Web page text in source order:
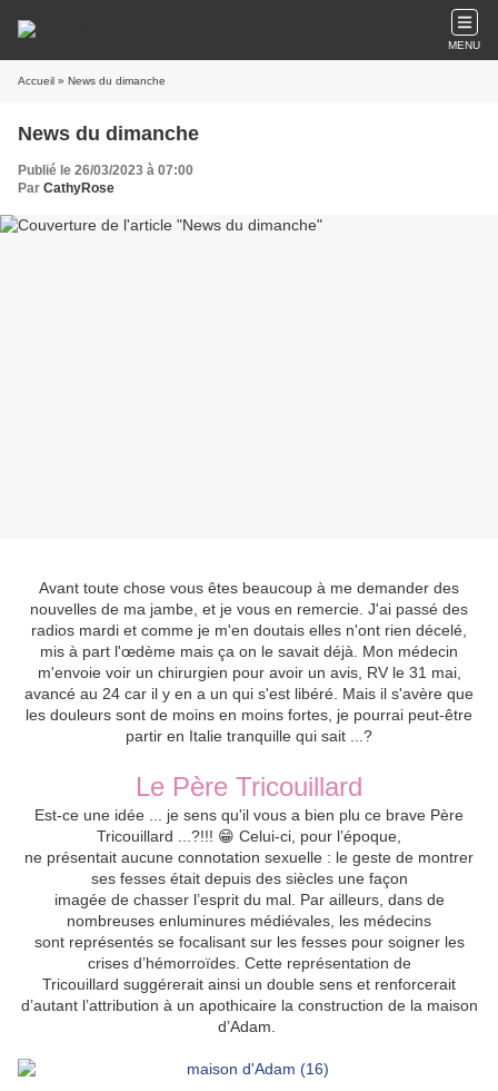
MENU
Accueil » News du dimanche
News du dimanche
Publié le 26/03/2023 à 07:00
Par CathyRose
Avant toute chose vous êtes beaucoup à me demander des
nouvelles de ma jambe, et je vous en remercie. J'ai passé des
radios mardi et comme je m'en doutais elles n'ont rien décelé,
mis à part l'œdème mais ça on le savait déjà. Mon médecin
m'envoie voir un chirurgien pour avoir un avis, RV le 31 mai,
avancé au 24 car il y en a un qui s'est libéré. Mais il s'avère que
les douleurs sont de moins en moins fortes, je pourrai peut-être
partir en Italie tranquille qui sait ...?
Le Père Tricouillard
Est-ce une idée ... je sens qu'il vous a bien plu ce brave Père
Tricouillard ...?!!! 😁 Celui-ci, pour l’époque,
ne présentait aucune connotation sexuelle : le geste de montrer
ses fesses était depuis des siècles une façon
imagée de chasser l’esprit du mal. Par ailleurs, dans de
nombreuses enluminures médiévales, les médecins
sont représentés se focalisant sur les fesses pour soigner les
crises d’hémorroïdes. Cette représentation de
Tricouillard suggérerait ainsi un double sens et renforcerait
d’autant l’attribution à un apothicaire la construction de la maison
d’Adam.